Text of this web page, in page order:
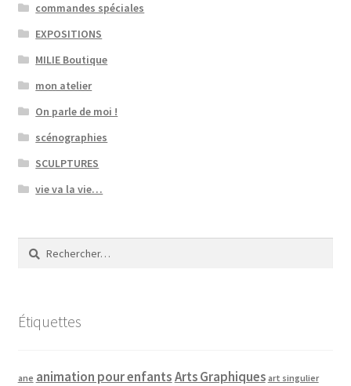
commandes spéciales
EXPOSITIONS
MILIE Boutique
mon atelier
On parle de moi !
scénographies
SCULPTURES
vie va la vie…
Rechercher :
Étiquettes
ane animation pour enfantsArts Graphiques art singulier